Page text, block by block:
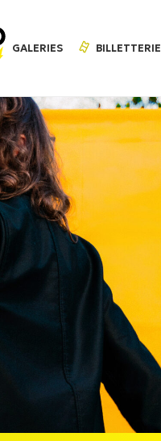
GALERIES BILLETTERIE